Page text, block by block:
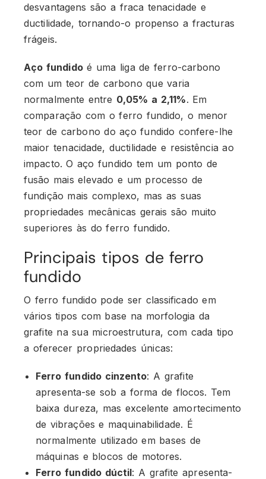
desvantagens são a fraca tenacidade e
ductilidade, tornando-o propenso a fracturas
frágeis.
Aço fundidoé uma liga de ferro-carbono
com um teor de carbono que varia
normalmente entre 0,05% a 2,11%. Em
comparação com o ferro fundido, o menor
teor de carbono do aço fundido confere-lhe
maior tenacidade, ductilidade e resistência ao
impacto. O aço fundido tem um ponto de
fusão mais elevado e um processo de
fundição mais complexo, mas as suas
propriedades mecânicas gerais são muito
superiores às do ferro fundido.
Principais tipos de ferro
fundido
O ferro fundido pode ser classificado em
vários tipos com base na morfologia da
grafite na sua microestrutura, com cada tipo
a oferecer propriedades únicas:
Ferro fundido cinzento: A grafite
apresenta-se sob a forma de flocos. Tem
baixa dureza, mas excelente amortecimento
de vibrações e maquinabilidade. É
normalmente utilizado em bases de
máquinas e blocos de motores.
Ferro fundido dúctil: A grafite apresenta-